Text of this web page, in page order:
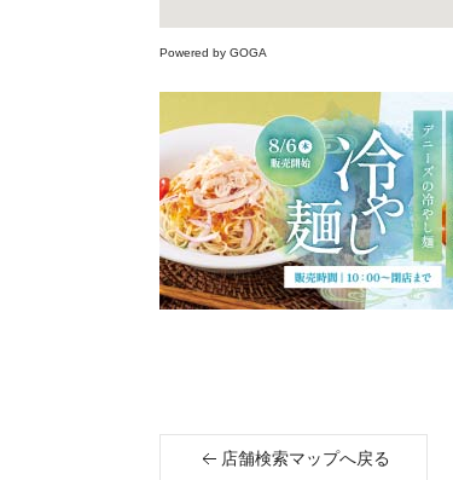
Powered by GOGA
店舗検索マップへ戻る